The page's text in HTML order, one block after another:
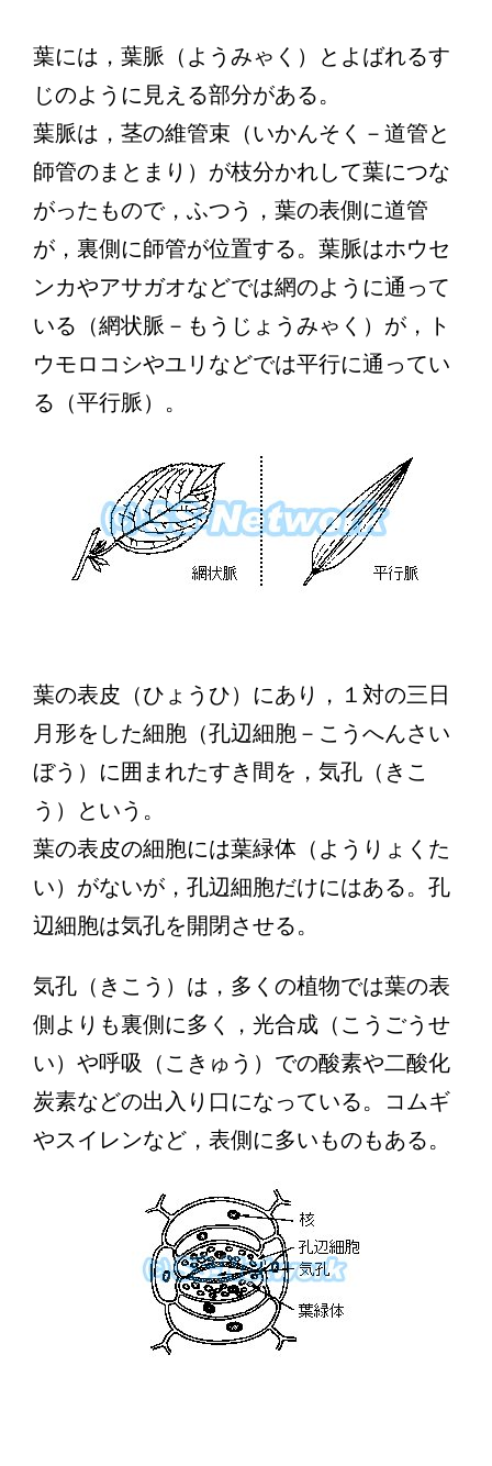
葉には，葉脈（ようみゃく）とよばれるす
じのように見える部分がある。
葉脈は，茎の維管束（いかんそく－道管と
師管のまとまり）が枝分かれして葉につな
がったもので，ふつう，葉の表側に道管
が，裏側に師管が位置する。葉脈はホウセ
ンカやアサガオなどでは網のように通って
いる（網状脈－もうじょうみゃく）が，ト
ウモロコシやユリなどでは平行に通ってい
る（平行脈）。
葉の表皮（ひょうひ）にあり，１対の三日
月形をした細胞（孔辺細胞－こうへんさい
ぼう）に囲まれたすき間を，気孔（きこ
う）という。
葉の表皮の細胞には葉緑体（ようりょくた
い）がないが，孔辺細胞だけにはある。孔
辺細胞は気孔を開閉させる。
気孔（きこう）は，多くの植物では葉の表
側よりも裏側に多く，光合成（こうごうせ
い）や呼吸（こきゅう）での酸素や二酸化
炭素などの出入り口になっている。コムギ
やスイレンなど，表側に多いものもある。